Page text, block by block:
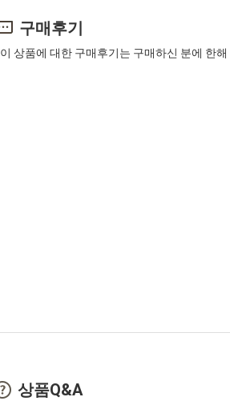
구매후기
이 상품에 대한 구매후기는 구매하신 분에 한해
상품Q&A